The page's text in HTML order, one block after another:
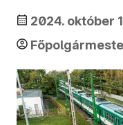
2024. október